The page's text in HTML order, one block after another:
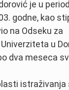
je u
godne, kao
na Odseku za
u
dva meseca
istraživanja